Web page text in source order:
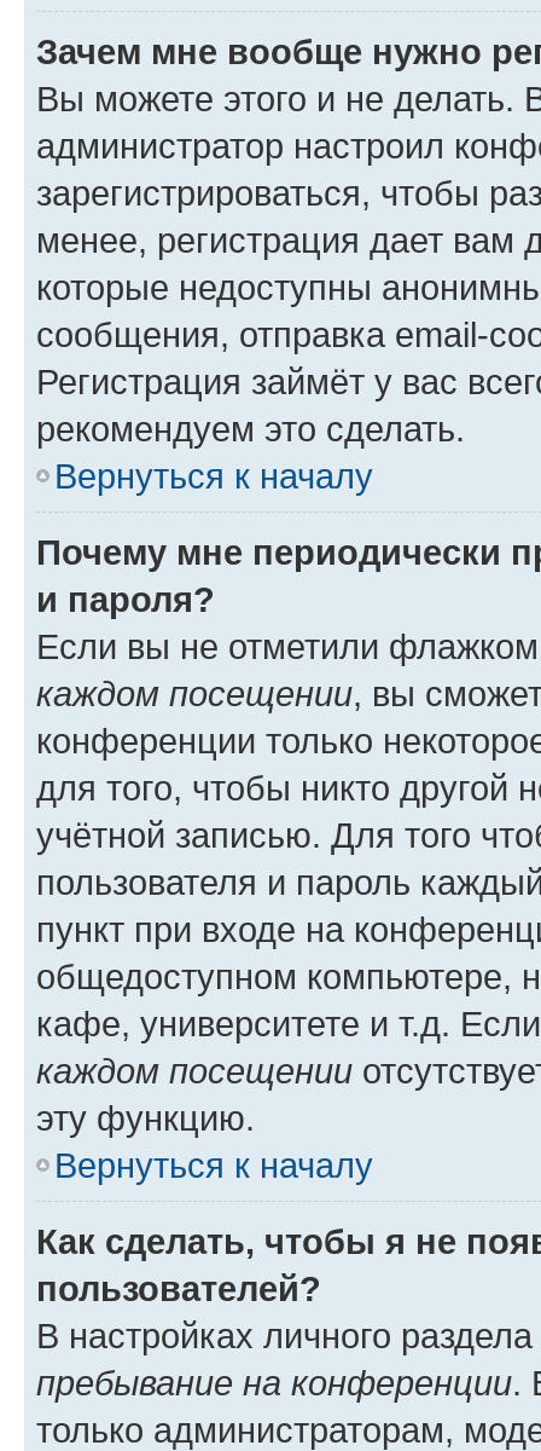
Зачем мне вообще нужно
Вы можете этого и не делать.
администратор настроил
зарегистрироваться, чтобы
менее, регистрация дает вам
которые недоступны
сообщения, отправка email-
Регистрация займёт у вас
рекомендуем это сделать.
Вернуться к началу
Почему мне периодически
и пароля?
Если вы не отметили
каждом посещении, вы
конференции только
для того, чтобы никто другой
учётной записью. Для того
пользователя и пароль
пункт при входе на
общедоступном компьютере,
кафе, университете и т.д.
каждом посещении
эту функцию.
Вернуться к началу
Как сделать, чтобы я не
пользователей?
В настройках личного
пребывание на конференции.
только администраторам,